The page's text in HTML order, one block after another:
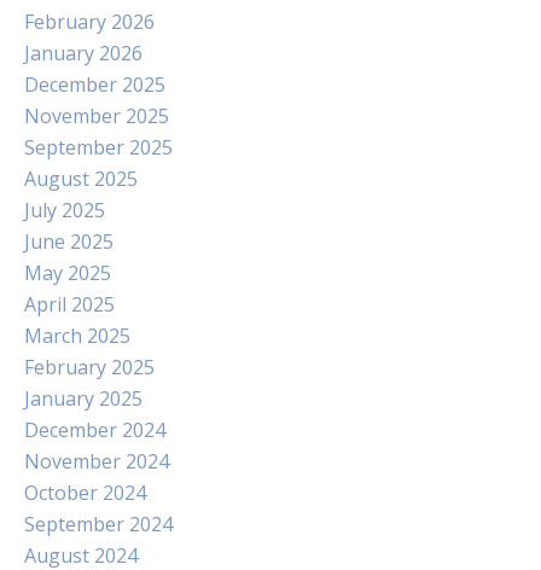
February 2026
January 2026
December 2025
November 2025
September 2025
August 2025
July 2025
June 2025
May 2025
April 2025
March 2025
February 2025
January 2025
December 2024
November 2024
October 2024
September 2024
August 2024